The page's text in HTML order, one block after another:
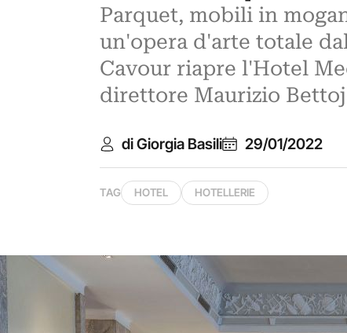
Parquet, mobili in
un'opera d'arte totale
Cavour riapre l'Hotel
direttore Maurizio
di Giorgia Basili 29/01/2022
TAG HOTEL HOTELLERIE